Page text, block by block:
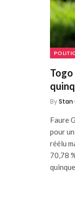
Togo
ByStan
Faure
pour
réélu
70,78